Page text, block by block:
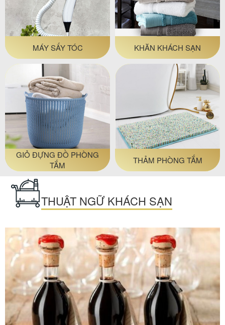
MÁY SẤY TÓC KHĂN KHÁCH SẠN
GIỎ ĐỰNG ĐỒ PHÒNG
TẮM
THẢM PHÒNG TẮM
THUẬT NGỮ KHÁCH SẠN